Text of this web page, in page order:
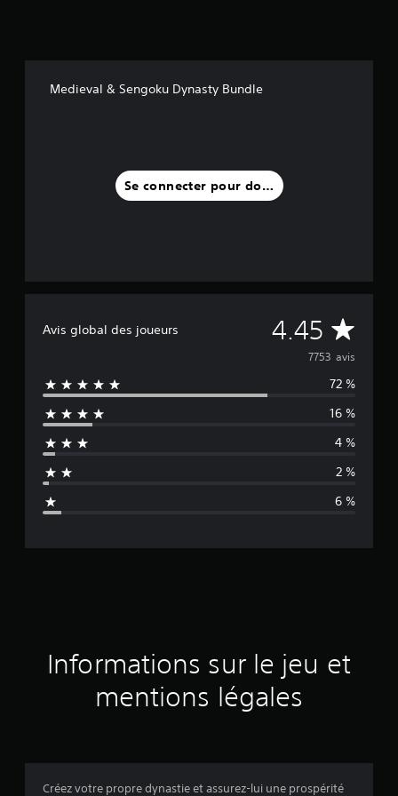
Medieval & Sengoku Dynasty Bundle
Se connecter pour donner un avis
Avis global des joueurs 4.45 M
o
y
e
n
n
d
a
s
7753 avis
72 %
16 %
4 %
2 %
6 %
Informations sur le jeu et
mentions légales
Créez votre propre dynastie et assurez-lui une prospérité